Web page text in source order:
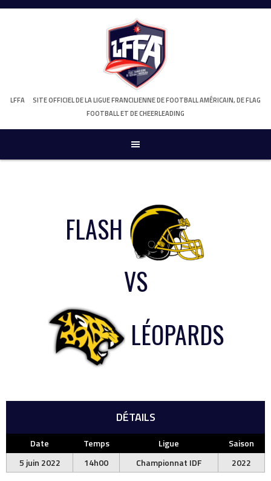
Skip
LFFA
SITE OFFICIEL DE LA LIGUE FRANCILIENNE DE FOOTBALL AMÉRICAIN, DE FLAG
FOOTBALL ET DE CHEERLEADING
FLASH
VS
LÉOPARDS
DÉTAILS
Date Temps Ligue
Saison
5 juin 2022
14h00 Championnat IDF 2022